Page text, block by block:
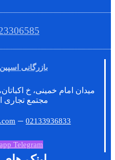
بازرگانی
میدان امام خمینی، خ
مجتمع تجاری
–02133936833
Telegram